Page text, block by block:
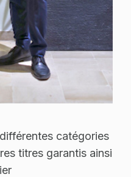
catégories
titres garantis ainsi